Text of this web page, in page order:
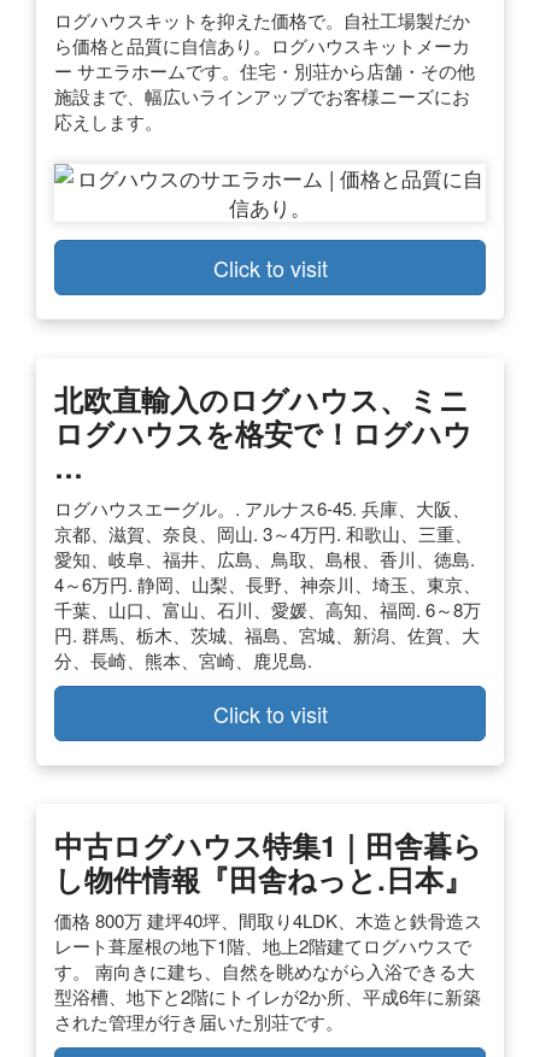
ログハウスキットを抑えた価格で。自社工場製だか
ら価格と品質に自信あり。ログハウスキットメーカ
ー サエラホームです。住宅・別荘から店舗・その他
施設まで、幅広いラインアップでお客様ニーズにお
応えします。
Click to visit
北欧直輸入のログハウス、ミニ
ログハウスを格安で！ログハウ
…
ログハウスエーグル。. アルナス6-45. 兵庫、大阪、
京都、滋賀、奈良、岡山. 3～4万円. 和歌山、三重、
愛知、岐阜、福井、広島、鳥取、島根、香川、徳島.
4～6万円. 静岡、山梨、長野、神奈川、埼玉、東京、
千葉、山口、富山、石川、愛媛、高知、福岡. 6～8万
円. 群馬、栃木、茨城、福島、宮城、新潟、佐賀、大
分、長崎、熊本、宮崎、鹿児島.
Click to visit
中古ログハウス特集1｜田舎暮ら
し物件情報『田舎ねっと.日本』
価格 800万 建坪40坪、間取り4LDK、木造と鉄骨造ス
レート葺屋根の地下1階、地上2階建てログハウスで
す。 南向きに建ち、自然を眺めながら入浴できる大
型浴槽、地下と2階にトイレが2か所、平成6年に新築
された管理が行き届いた別荘です。